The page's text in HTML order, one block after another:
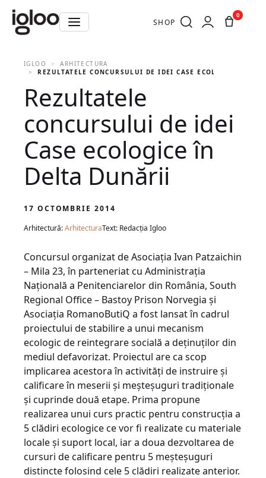
SHOP
0
IGLOO
ARHITECTURA
REZULTATELE CONCURSULUI DE IDEI CASE ECOLOGICE ÎN
Rezultatele
concursului de idei
Case ecologice în
Delta Dunării
17 OCTOMBRIE 2014
Arhitectură:ArhitecturaText: Redacția Igloo
Concursul organizat de Asociaţia Ivan Patzaichin
– Mila 23, în parteneriat cu Administraţia
Naţională a Penitenciarelor din România, South
Regional Office – Bastoy Pri­son Norvegia şi
Asociaţia Romano­ButiQ a fost lansat în cadrul
proiectului de stabilire a unui mecanism
ecologic de reintegrare socială a deţinuţilor din
mediul defavorizat. Proiectul are ca scop
implicarea acestora în activităţi de instruire şi
calificare în meserii şi meşte­şuguri tradiţionale
şi cuprinde două etape. Prima propune
realizarea unui curs practic pentru construcţia a
5 clădiri ecologice ce vor fi realizate cu materiale
locale şi suport local, iar a doua dezvoltarea de
cursuri de calificare pentru 5 meşteşuguri
distincte folosind cele 5 clădiri realizate anterior.